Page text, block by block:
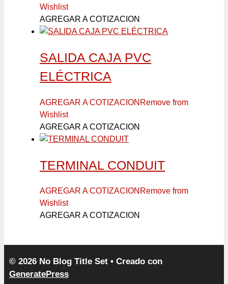
Wishlist
AGREGAR A COTIZACION
SALIDA CAJA PVC
ELÉCTRICA
AGREGAR A COTIZACION Remove from
Wishlist
AGREGAR A COTIZACION
TERMINAL CONDUIT
AGREGAR A COTIZACION Remove from
Wishlist
AGREGAR A COTIZACION
© 2026 No Blog Title Set • Creado con
GeneratePress